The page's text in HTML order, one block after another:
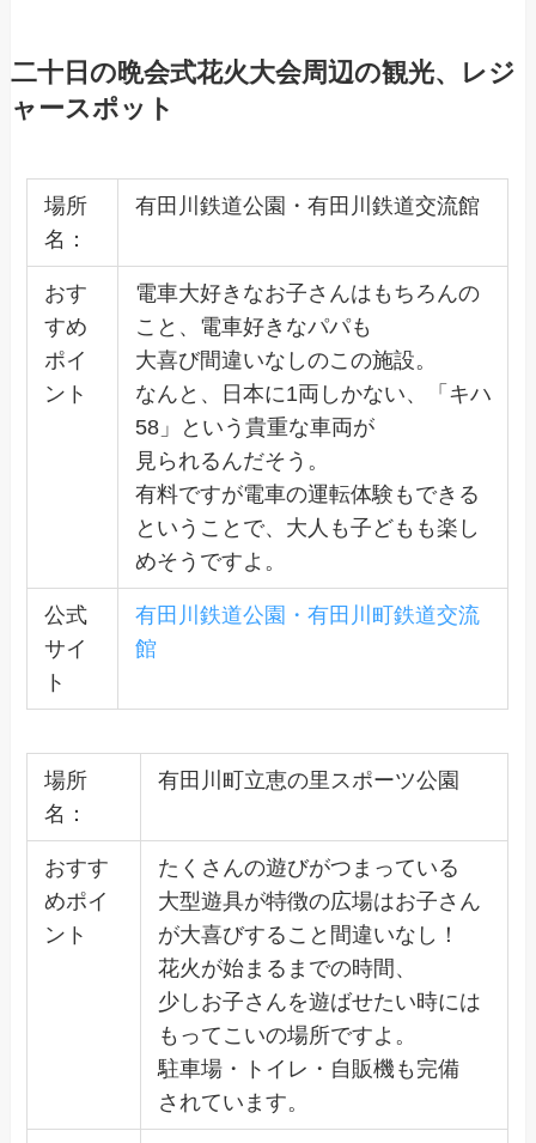
二十日の晩会式花火大会周辺の観光、レジ
ャースポット
場所
名：
有田川鉄道公園・有田川鉄道交流館
おす
すめ
ポイ
ント
電車大好きなお子さんはもちろんの
こと、電車好きなパパも
大喜び間違いなしのこの施設。
なんと、日本に1両しかない、「キハ
58」という貴重な車両が
見られるんだそう。
有料ですが電車の運転体験もできる
ということで、大人も子どもも楽し
めそうですよ。
公式
サイ
ト
有田川鉄道公園・有田川町鉄道交流
館
場所
名：
有田川町立恵の里スポーツ公園
おすす
めポイ
ント
たくさんの遊びがつまっている
大型遊具が特徴の広場はお子さん
が大喜びすること間違いなし！
花火が始まるまでの時間、
少しお子さんを遊ばせたい時には
もってこいの場所ですよ。
駐車場・トイレ・自販機も完備
されています。